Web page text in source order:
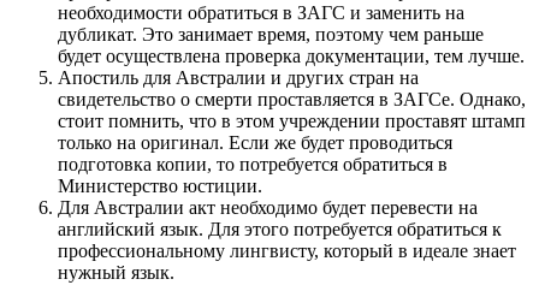
необходимости обратиться в ЗАГС и заменить на
дубликат. Это занимает время, поэтому чем раньше
будет осуществлена проверка документации, тем лучше.
Апостиль для Австралии и других стран на
свидетельство о смерти проставляется в ЗАГСе. Однако,
стоит помнить, что в этом учреждении проставят штамп
только на оригинал. Если же будет проводиться
подготовка копии, то потребуется обратиться в
Министерство юстиции.
Для Австралии акт необходимо будет перевести на
английский язык. Для этого потребуется обратиться к
профессиональному лингвисту, который в идеале знает
нужный язык.